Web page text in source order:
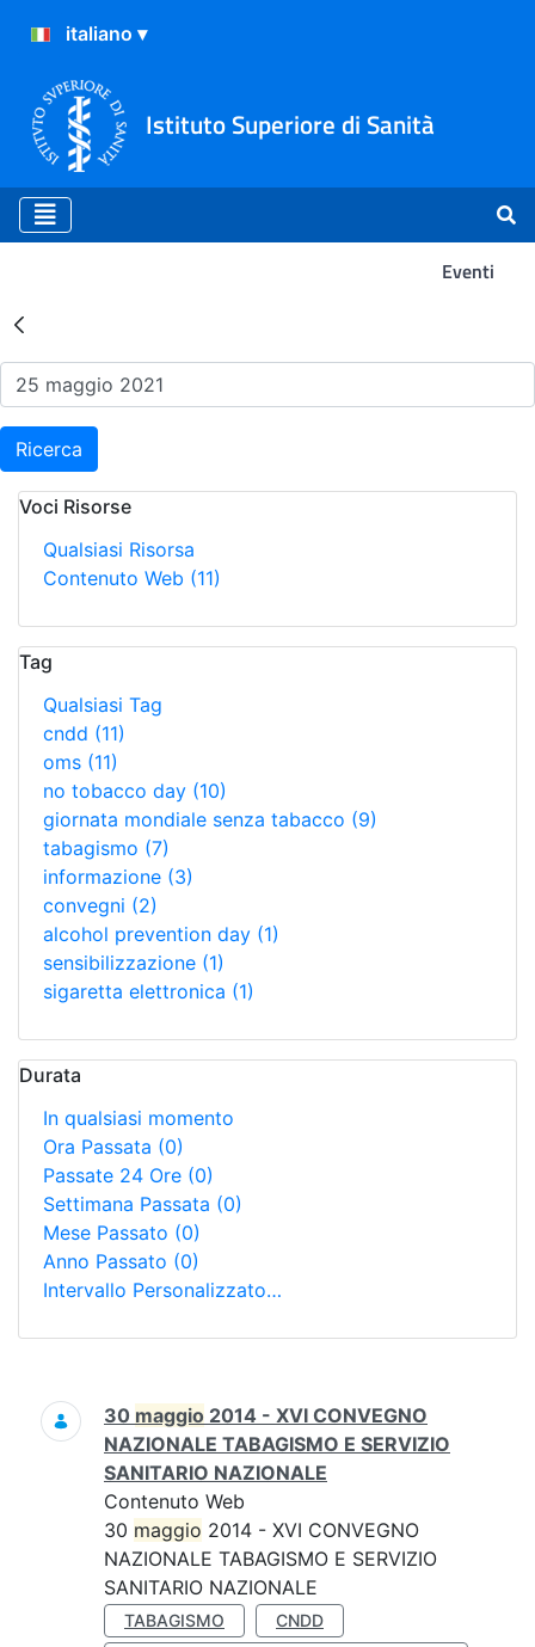
Istituto Superiore di Sanità
Eventi
Risultati della Ricerca -
Ricerca
Voci Risorse
Qualsiasi Risorsa
Contenuto Web (11)
Tag
Qualsiasi Tag
cndd (11)
oms (11)
no tobacco day (10)
giornata mondiale senza tabacco (9)
tabagismo (7)
informazione (3)
convegni (2)
alcohol prevention day (1)
sensibilizzazione (1)
sigaretta elettronica (1)
Durata
In qualsiasi momento
Ora Passata (0)
Passate 24 Ore (0)
Settimana Passata (0)
Mese Passato (0)
Anno Passato (0)
Intervallo Personalizzato…
Ricerca
30 maggio 2014 - XVI CONVEGNO
NAZIONALE TABAGISMO E SERVIZIO
SANITARIO NAZIONALE
Contenuto Web
30 maggio 2014 - XVI CONVEGNO
NAZIONALE TABAGISMO E SERVIZIO
SANITARIO NAZIONALE
TABAGISMO
CNDD